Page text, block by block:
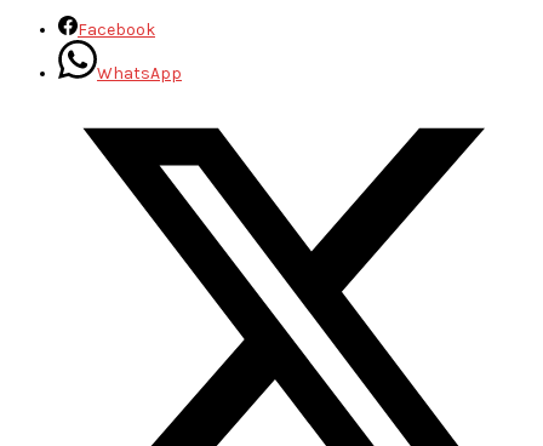
Facebook
WhatsApp